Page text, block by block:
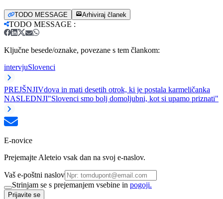
TODO MESSAGE Arhiviraj članek
TODO MESSAGE :
Ključne besede/oznake, povezane s tem člankom:
intervjuSlovenci
PREJŠNJIVdova in mati desetih otrok, ki je postala karmeličanka
NASLEDNJI"Slovenci smo bolj domoljubni, kot si upamo priznati"
E-novice
Prejemajte Aleteio vsak dan na svoj e-naslov.
Vaš e-poštni naslov
Strinjam se s prejemanjem vsebine in pogoji.
Prijavite se